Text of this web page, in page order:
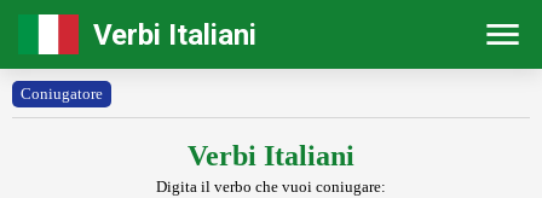
Verbi Italiani
Coniugatore
Verbi Italiani
Digita il verbo che vuoi coniugare: